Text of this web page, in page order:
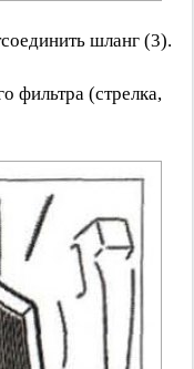
шланг (3).
фильтра (стрелка,